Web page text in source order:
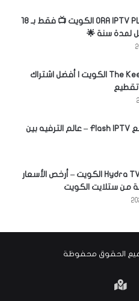
اشتراك ORA IPTV PLAYER الكويت 📺 فقط بـ 18
لمدة سنة 🌟
اشتراك The Kee Two الكويت | أفضل اشتراك
تقطيع
وداعًا للملل مع Flash IPTV – عالم الترفيه بين
اشتراك Hydra TV IPTV الكويت – أرخص الأسعار
من ستلايت الكويت
الحقوق محفوظة
Google